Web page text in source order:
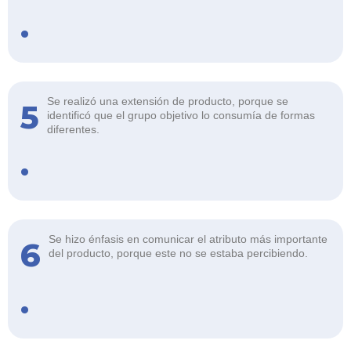
.
5
.
Se realizó una extensión de producto, porque se
identificó que el grupo objetivo lo consumía de formas
diferentes.
6
.
Se hizo énfasis en comunicar el atributo más importante
del producto, porque este no se estaba percibiendo.